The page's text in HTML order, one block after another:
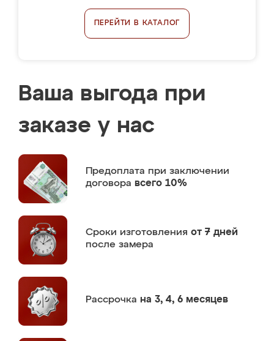
ПЕРЕЙТИ В КАТАЛОГ
Ваша выгода при
заказе у нас
Предоплата при заключении
договора всего 10%
Сроки изготовления от 7 дней
после замера
Рассрочка на 3, 4, 6 месяцев